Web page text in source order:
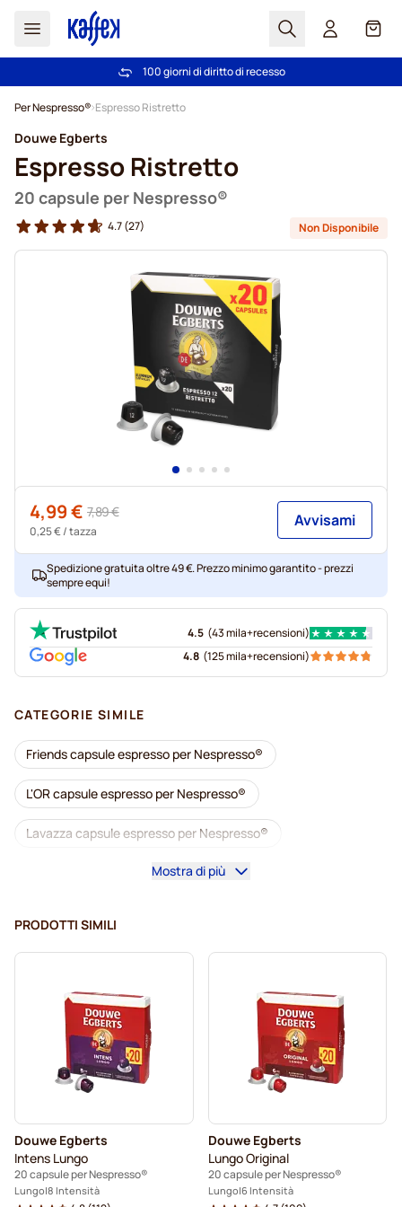
Search
Spedizione Gratuita oltre 49 €
100 giorni di diritto di recesso
Per Nespresso® Espresso Ristretto
Douwe Egberts
Espresso Ristretto
20 capsule per Nespresso®
4.7(27) Non Disponibile
7,89 €
4,99 €
0,25 €/ tazza
Avvisami
Spedizione gratuita oltre 49 €. Prezzo minimo garantito - prezzi
sempre equi!
4.5 (43 mila+recensioni)
4.8 (125 mila+recensioni)
CATEGORIE SIMILE
Friends capsule espresso per Nespresso®
L'OR capsule espresso per Nespresso®
Lavazza capsule espresso per Nespresso®
Starbucks by Nespresso®
Capsule Lungo per Nespresso® Capsule Lavazza
illy capsule caffè per Nespresso®
Café Royal capsule caffè per Nespresso®
Accesori per Nespresso®
Pulizia e manutenzione per Nespresso®
L'OR capsule caffè per Nespresso®
Mostra di più
PRODOTTI SIMILI
Douwe Egberts
Intens Lungo
20 capsule per Nespresso®
Lungo 8 Intensità
Douwe Egberts
Lungo Original
20 capsule per Nespresso®
Lungo 6 Intensità